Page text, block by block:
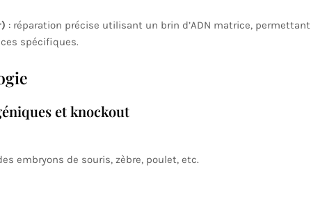
: réparation précise utilisant un brin d’ADN matrice, permettant
spécifiques.
et knockout
embryons de souris, zèbre, poulet, etc.